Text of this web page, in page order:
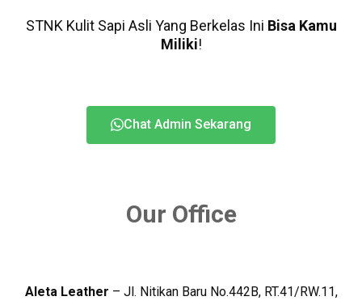
STNK Kulit Sapi Asli Yang Berkelas Ini Bisa Kamu
Miliki!
Chat Admin Sekarang
Our Office
Aleta Leather – Jl. Nitikan Baru No.442B, RT.41/RW.11,